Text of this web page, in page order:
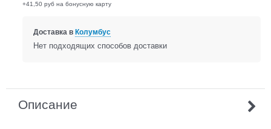
+41,50 руб на бонусную карту
Доставка в Колумбус
Нет подходящих способов доставки
Описание